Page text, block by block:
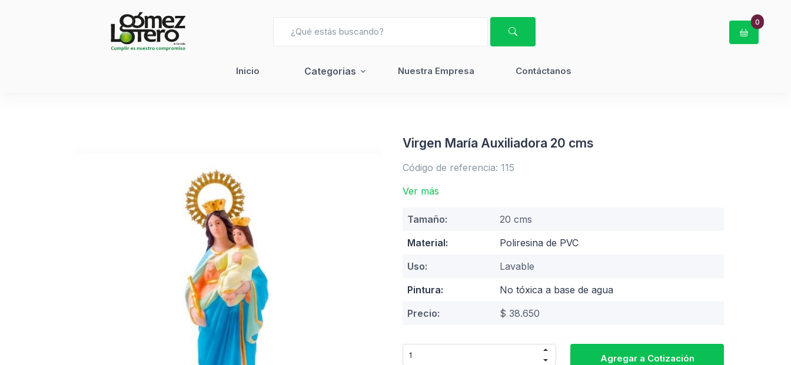
Inicio Categorias Nuestra Empresa Contáctanos
0
Virgen María Auxiliadora 20 cms
Código de referencia: 115
Ver más
Tamaño:
20 cms
Material:
Poliresina de PVC
Uso:
Lavable
Pintura:
No tóxica a base de agua
Precio:
$ 38.650
Agregar a Cotización